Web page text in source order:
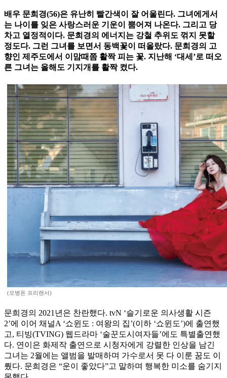
배우 문희경(56)은 유난히 빨간색이 잘 어울린다. 그녀에게서
는 나이를 잊은 사랑스러운 기운이 뿜어져 나온다. 그리고 당
차고 열정적이다. 문희경의 에너지는 강철 추위도 꺾지 못할
정도다. 그런 그녀를 보면서 동백꽃이 떠올랐다. 문희경의 고
향인 제주도에서 이맘때쯤 활짝 피는 꽃. 지난해 ‘대세’로 떠오
른 그녀는 올해도 기지개를 활짝 켰다.
(오병돈 프리랜서)
문희경의 2021년은 찬란했다. tvN ‘슬기로운 의사생활 시즌
2’에 이어 채널A ‘쇼윈도 : 여왕의 집’(이하 ‘쇼윈도’)에 출연했
고, 티빙(TVING) 웹드라마 ‘술꾼도시여자들’에도 특별출연했
다. 연이은 화제작 출연으로 시청자에게 강렬한 인상을 남긴
그녀는 2월에는 앨범을 발매하며 가수로서 못 다 이룬 꿈도 이
뤘다. 문희경은 “운이 좋았다”고 말하며 행복한 미소를 숨기지